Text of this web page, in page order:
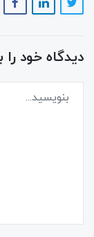
دیدگاه خود را